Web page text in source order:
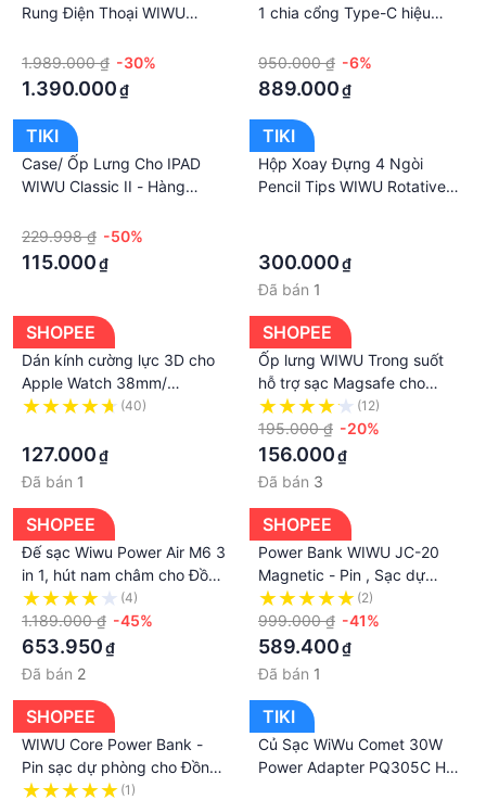
Rung Điện Thoại WIWU
Chống Rung Quay Phim,
Trang Bị Đèn LED Trợ Sáng -
Hàng Chính Hãng
1.989.000 ₫ -30%
1.390.000₫
1 chia cổng Type-C hiệu
Cổng USB 3.0 - Hàng Chính
Hãng
950.000 ₫ -6%
889.000₫
TIKI
Case/ Ốp Lưng Cho IPAD
WIWU Classic II - Hàng
229.998 ₫ -50%
115.000₫
TIKI
Hộp Xoay Đựng 4 Ngòi
Pencil Tips WIWU Rotative
300.000₫
Đã bán 1
SHOPEE
Dán kính cường lực 3D cho
Apple Watch 38mm/
40mm/42mm/44mm/45mm/49mm/Watch
hình chống vỡ cạnh
(40)
127.000₫
Đã bán 1
SHOPEE
Ốp lưng WIWU Trong suốt
hỗ trợ sạc Magsafe cho
iPhone 14 Pro, 14 Plus 13, 13
Pro, 13 Pro Max viền dẻo
chống sốc Full Box
(12)
195.000 ₫ -20%
156.000₫
Đã bán 3
SHOPEE
Đế sạc Wiwu Power Air M6 3
in 1, hút nam châm cho Đồng
hồ thông mình Watch, Điện
thoại 13 Max, Tai nghe
(4)
1.189.000 ₫ -45%
653.950₫
Đã bán 2
SHOPEE
Power Bank WIWU JC-20
Magnetic - Pin , Sạc dự
phòng kèm giá đỡ cho Điện
thoại , iPhone , sạc không
dây 15W /10.000 mAh
(2)
999.000 ₫ -41%
589.400₫
Đã bán 1
SHOPEE
WIWU Core Power Bank -
Pin sạc dự phòng cho Đồng
hồ thông minh Ultra Watch
(1)
TIKI
Củ Sạc WiWu Comet 30W
Power Adapter PQ305C Hỗ